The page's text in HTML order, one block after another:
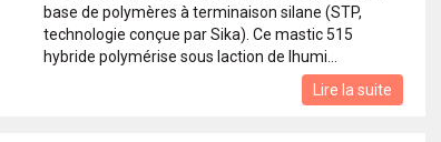
base de polymères à terminaison silane (STP,
technologie conçue par Sika). Ce mastic 515
hybride polymérise sous laction de lhumi...
Lire la suite